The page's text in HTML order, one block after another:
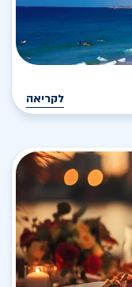
לקריאה